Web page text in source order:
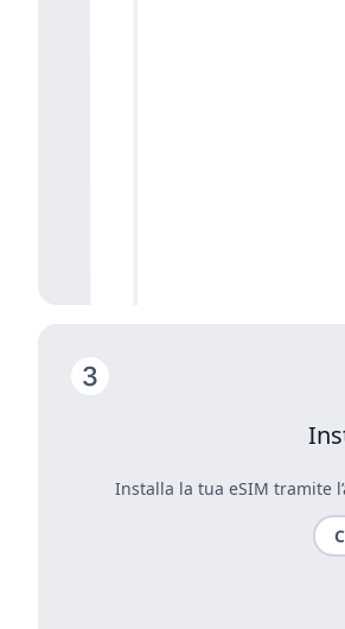
Installa la tua eSIM tramite